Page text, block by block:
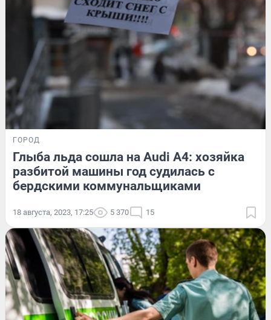
ГОРОД
Глыба льда сошла на Audi A4: хозяйка
разбитой машины год судилась с
бердскими коммунальщиками
18 августа, 2023, 17:25 5 370 15